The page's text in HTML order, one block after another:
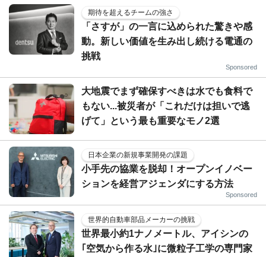
期待を超えるチームの強さ
「さすが」の一言に込められた驚きや感
動。新しい価値を生み出し続ける電通の
挑戦
Sponsored
大地震でまず確保すべきは水でも食料で
もない...被災者が「これだけは担いで逃
げて」という最も重要なモノ2選
日本企業の新規事業開発の課題
小手先の協業を脱却！オープンイノベー
ションを経営アジェンダにする方法
Sponsored
世界的自動車部品メーカーの挑戦
世界最小約1ナノメートル、アイシンの
｢空気から作る水｣に微粒子工学の専門家